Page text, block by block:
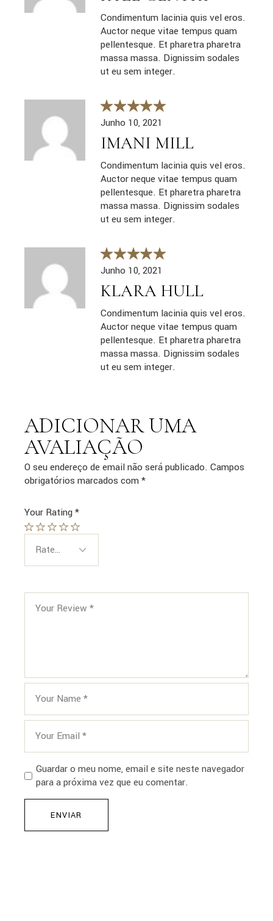
Condimentum lacinia quis vel eros.
Auctor neque vitae tempus quam
pellentesque. Et pharetra pharetra
massa massa. Dignissim sodales
ut eu sem integer.
IMANI MILL
Junho 10, 2021
Condimentum lacinia quis vel eros.
Auctor neque vitae tempus quam
pellentesque. Et pharetra pharetra
massa massa. Dignissim sodales
ut eu sem integer.
KLARA HULL
Junho 10, 2021
Condimentum lacinia quis vel eros.
Auctor neque vitae tempus quam
pellentesque. Et pharetra pharetra
massa massa. Dignissim sodales
ut eu sem integer.
ADICIONAR UMA
AVALIAÇÃO
O seu endereço de email não será publicado. Campos
obrigatórios marcados com*
Your Rating*
Guardar o meu nome, email e site neste navegador
para a próxima vez que eu comentar.
ENVIAR